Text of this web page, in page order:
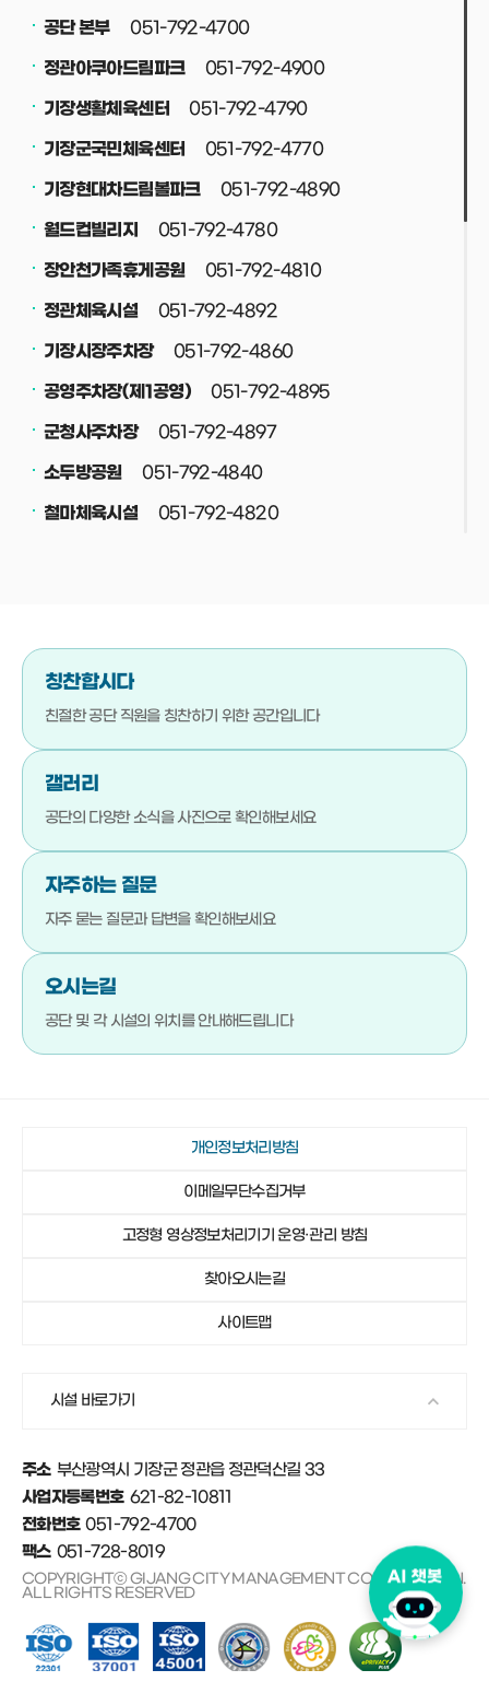
공단 본부
051-792-4700
정관아쿠아드림파크
051-792-4900
기장생활체육센터
051-792-4790
기장군국민체육센터
051-792-4770
기장현대차드림볼파크
051-792-4890
월드컵빌리지
051-792-4780
장안천가족휴게공원
051-792-4810
정관체육시설
051-792-4892
기장시장주차장
051-792-4860
공영주차장(제1공영)
051-792-4895
군청사주차장
051-792-4897
소두방공원
051-792-4840
철마체육시설
051-792-4820
버스(택시)승강장
기장군청소년수련관
051-792-4710
기장문화예절학교
051-792-4720
청소년상담복지센터
기장청소년센터
다행복한종합사회복지관
051-792-4990
일광야구체험관 및 실내야구연습장
051-792-4942
기장종합사회복지관
051-792-4910
051-792-4750
안데르센마을 및 동화마을
051-792-4671
칭찬합시다
친절한 공단 직원을칭찬하기 위한 공간입니다
갤러리
공단의 다양한 소식을사진으로 확인해보세요
자주하는 질문
자주 묻는 질문과 답변을확인해보세요
오시는길
공단 및 각 시설의 위치를안내해드립니다
개인정보처리방침
이메일무단수집거부
고정형 영상정보처리기기 운영·관리 방침
찾아오시는길
사이트맵
시설 바로가기
주소 부산광역시 기장군 정관읍 정관덕산길 33
사업자등록번호 621-82-10811
전화번호 051-792-4700
팩스 051-728-8019
COPYRIGHTⓒ GIJANG CITY MANAGEMENT CORPORATION.
ALL RIGHTS RESERVED